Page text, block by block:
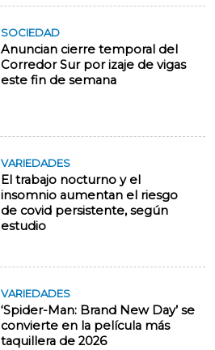
SOCIEDAD
Anuncian cierre temporal del
Corredor Sur por izaje de vigas
este fin de semana
VARIEDADES
El trabajo nocturno y el
insomnio aumentan el riesgo
de covid persistente, según
estudio
VARIEDADES
‘Spider-Man: Brand New Day’ se
convierte en la película más
taquillera de 2026